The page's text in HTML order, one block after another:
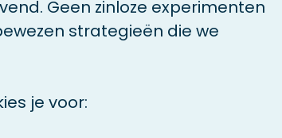
Geen zinloze experimenten
strategieën die we
je voor: